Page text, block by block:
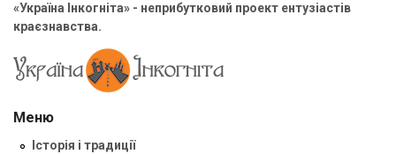
«Україна Інкогніта» - неприбутковий проект ентузіастів
краєзнавства.
Меню
Історія і традиції